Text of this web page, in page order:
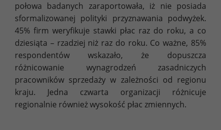
połowa badanych zaraportowała, iż nie posiada
sformalizowanej polityki przyznawania podwyżek.
45% firm weryfikuje stawki płac raz do roku, a co
dziesiąta – rzadziej niż raz do roku. Co ważne, 85%
respondentów wskazało, że dopuszcza
różnicowanie wynagrodzeń zasadniczych
pracowników sprzedaży w zależności od regionu
kraju. Jedna czwarta organizacji różnicuje
regionalnie również wysokość płac zmiennych.